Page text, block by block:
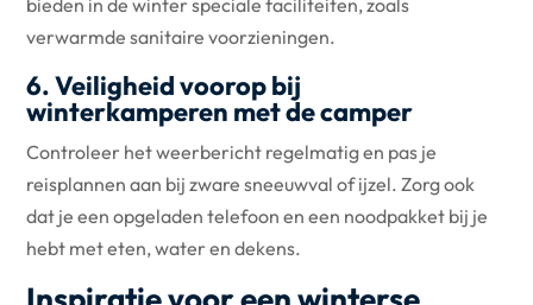
bieden in de winter speciale faciliteiten, zoals
verwarmde sanitaire voorzieningen.
6. Veiligheid voorop bij
winterkamperen met de camper
Controleer het weerbericht regelmatig en pas je
reisplannen aan bij zware sneeuwval of ijzel. Zorg ook
dat je een opgeladen telefoon en een noodpakket bij je
hebt met eten, water en dekens.